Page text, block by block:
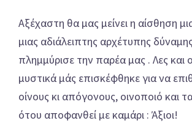
Αξέχαστη θα μας μείνει η αίσθηση
μιας αδιάλειπτης αρχέτυπης
πλημμύρισε την παρέα μας . Λες και
μυστικά μάς επισκέφθηκε για να
οίνους κι απόγονους, οινοποιό και
ότου αποφανθεί με καμάρι : Άξιοι!